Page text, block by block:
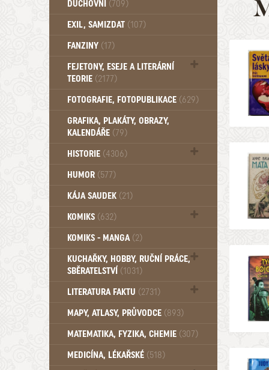
DUCHOVNÍ (709)
Okultismus (110)
EXIL, SAMIZDAT (107)
FANZINY (17)
FEJETONY, ESEJE A LITERÁRNÍ
TEORIE (2177)
Citáty, aforismy, snáře, přísloví,
FOTOGRAFIE, FOTOPUBLIKACE (629)
GRAFIKA, PLAKÁTY, OBRAZY,
KALENDÁŘE (79)
HISTORIE (4306)
Mytologie, Mýty, Báje, Pověsti (203)
HUMOR (577)
KÁJA SAUDEK (21)
KOMIKS (632)
Komiks - Čtyřlístek (232)
KOMIKS - MANGA (2)
KUCHAŘKY, HOBBY, RUČNÍ PRÁCE,
SBĚRATELSTVÍ (1031)
Dům a byt (102)
LITERATURA FAKTU (2731)
Katalogy (503)
MAPY, ATLASY, PRŮVODCE (893)
MATEMATIKA, FYZIKA, CHEMIE (307)
MEDICÍNA, LÉKAŘSKÉ (518)